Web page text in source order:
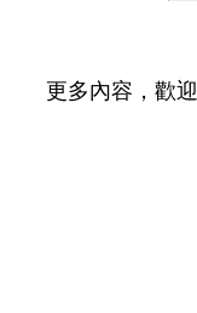
更多內容，歡迎